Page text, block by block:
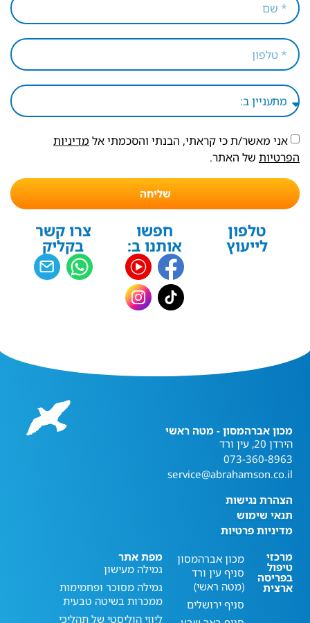
אני מאשר/ת כי קראתי, הבנתי והסכמתי אל מדיניות
הפרטיות של האתר.
שליחה
טלפון
לייעוץ
חפשו
אותנו ב:
צרו קשר
בקליק
מכון אברהמסון - מטה ראשי
הירדן 20, עין ורד
073-360-8963
service@abrahamson.co.il
הצהרת נגישות
תנאי שימוש
מדיניות פרטיות
מרכזי
טיפול
בפריסה
ארצית
מכון אברהמסון
סניף עין ורד
(מטה ראשי)
סניף ירושלים
מפת אתר
גמילה מעישון
גמילה מסוכר ופחמימות
ממכרות בשיטה טבעית
ליווי הוליסטי של תהליכי